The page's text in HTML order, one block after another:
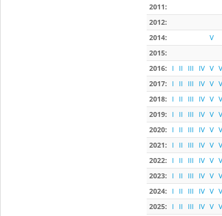
2011:
2012:
2014:
V
2015:
2016:
I II III IV V
2017:
I II III IV V
2018:
I II III IV V
2019:
I II III IV V
2020:
I II III IV V
2021:
I II III IV V
2022:
I II III IV V
2023:
I II III IV V
2024:
I II III IV V
2025:
I II III IV V